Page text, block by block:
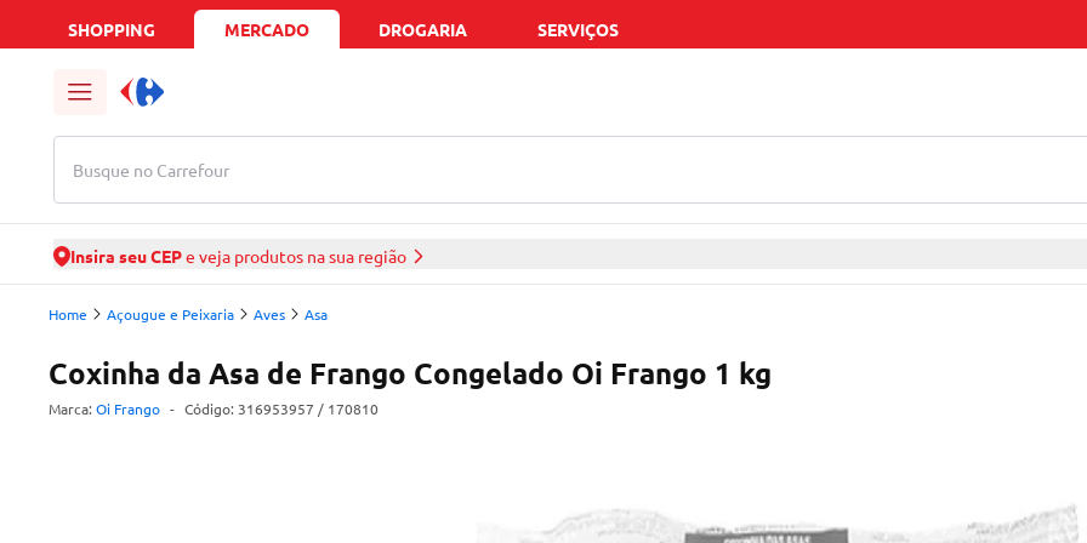
SHOPPING MERCADO DROGARIA SERVIÇOS
Busque no Carrefour
Insira seu CEPe veja produtos na sua região
Home Açougue e Peixaria Aves Asa
Coxinha da Asa de Frango Congelado Oi Frango 1 kg
Marca: Oi Frango - Código: 316953957 / 170810